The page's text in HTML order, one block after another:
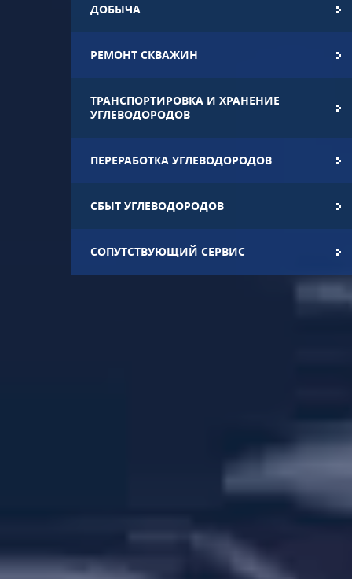
ДОБЫЧА
РЕМОНТ СКВАЖИН
ТРАНСПОРТИРОВКА И ХРАНЕНИЕ
УГЛЕВОДОРОДОВ
ПЕРЕРАБОТКА УГЛЕВОДОРОДОВ
СБЫТ УГЛЕВОДОРОДОВ
СОПУТСТВУЮЩИЙ СЕРВИС